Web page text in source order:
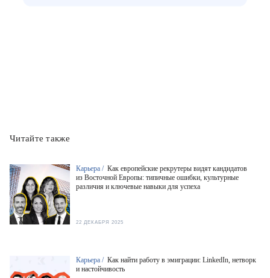
Читайте также
Карьера / Как европейские рекрутеры видят кандидатов
из Восточной Европы: типичные ошибки, культурные
различия и ключевые навыки для успеха
22 ДЕКАБРЯ 2025
Карьера / Как найти работу в эмиграции: LinkedIn, нетворк
и настойчивость